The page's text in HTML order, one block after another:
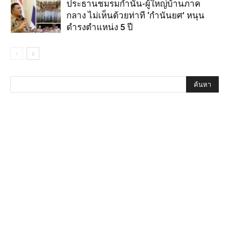
ประธานชมรมกำนัน-ผู้ใหญ่บ้านภาค
กลาง ไม่เห็นด้วยท่าที ‘กำนันยศ’ หนุน
ดำรงตำแหน่ง 5 ปี